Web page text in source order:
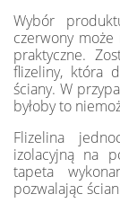
Wybór
czerwony
praktyczne.
flizeliny, która
ściany. W
byłoby to
Flizelina
izolacyjną na
tapeta
pozwalając